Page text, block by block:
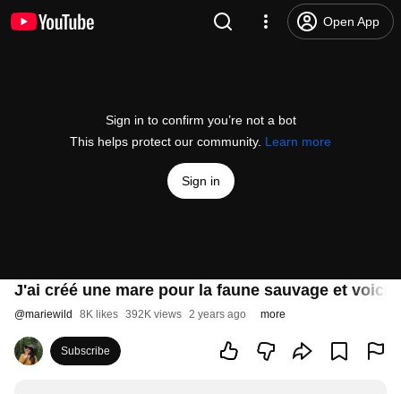
Open App
Sign in to confirm you’re not a bot
This helps protect our community. Learn more
Sign in
J'ai créé une mare pour la faune sauvage et voici
@mariewild 8K likes 392K views 2 years ago more
Subscribe